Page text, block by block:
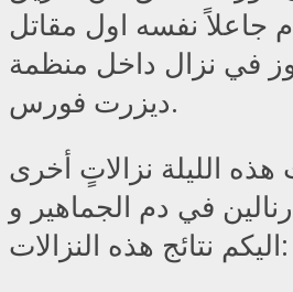
جاعلاً نفسه اول مقاتل
في نزال داخل منظمة
ديزرت فورس.
الليلة نزالاتٍ أخرى
في دم الجماهير و
اليكم نتائج هذه النزالات: